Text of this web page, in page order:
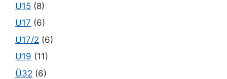
U15 (8)
U17 (6)
U17/2 (6)
U19 (11)
Ü32 (6)